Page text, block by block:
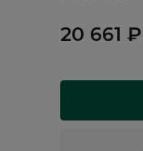
20 661 ₽